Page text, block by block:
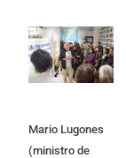
Mario Lugones
(ministro de